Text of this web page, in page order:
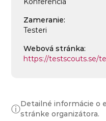
Zameranie:
Testeri
Webová stránka:
https://testscouts.se/
ⓘDetailné informácie o
stránke organizátora.